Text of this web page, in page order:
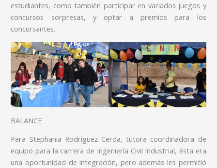
estudiantes, como también participar en variados juegos y
concursos sorpresas, y optar a premios para los
concursantes.
BALANCE
Para Stephania Rodríguez Cerda, tutora coordinadora de
equipo para la carrera de Ingeniería Civil Industrial, ésta era
una oportunidad de integración, pero además les permitió